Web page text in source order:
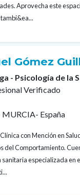
Aprovecha este
Gómez
- Psicología de la
Verificado
España
con Mención en
del Comportamiento.
especializada en